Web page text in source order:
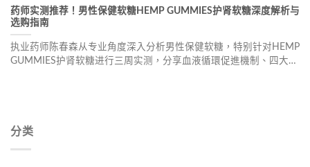
分类
药师实测推荐！男性保健软糖HEMP GUMMIES护肾软糖深度解析与
选购指南
执业药师陈春森从专业角度深入分析男性保健软糖，特别针对HEMP
GUMMIES护肾软糖进行三周实测，分享血液循環促進機制、四大產